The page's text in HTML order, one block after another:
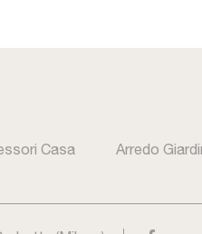
Casa Arredo